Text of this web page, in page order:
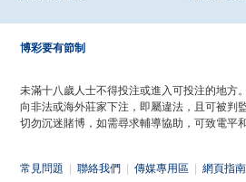
博彩要有節制
未滿十八歲人士不得投注或進入可投注的地方。
向非法或海外莊家下注，即屬違法，且可被判監
切勿沉迷賭博，如需尋求輔導協助，可致電平
常見問題 聯絡我們 傳媒專用區 網頁指南